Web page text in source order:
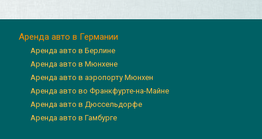
Аренда авто в Германии
Аренда авто в Берлине
Аренда авто в Мюнхене
Аренда авто в аэропорту Мюнхен
Аренда авто во Франкфурте-на-Майне
Аренда авто в Дюссельдорфе
Аренда авто в Гамбурге